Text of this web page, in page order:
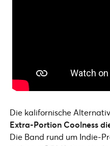
Die kalifornische
Extra-Portion Coolness
Die Band rund um Indie-